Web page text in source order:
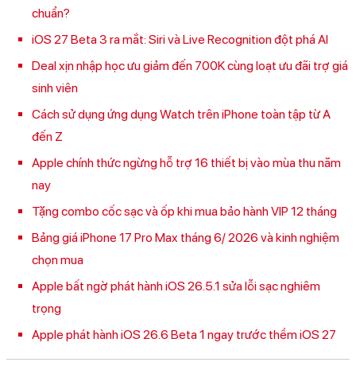
chuẩn?
iOS 27 Beta 3 ra mắt: Siri và Live Recognition đột phá AI
Deal xịn nhập học ưu giảm đến 700K cùng loạt ưu đãi trợ giá
sinh viên
Cách sử dụng ứng dụng Watch trên iPhone toàn tập từ A
đến Z
Apple chính thức ngừng hỗ trợ 16 thiết bị vào mùa thu năm
nay
Tặng combo cốc sạc và ốp khi mua bảo hành VIP 12 tháng
Bảng giá iPhone 17 Pro Max tháng 6/ 2026 và kinh nghiệm
chọn mua
Apple bất ngờ phát hành iOS 26.5.1 sửa lỗi sạc nghiêm
trọng
Apple phát hành iOS 26.6 Beta 1 ngay trước thềm iOS 27